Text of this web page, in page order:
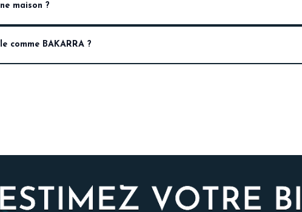
maison ?
sont parmi les plus demandés, chacun offrant une ambiance différente.
comme BAKARRA ?